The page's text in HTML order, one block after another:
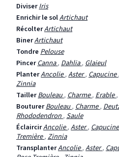
DiviserIris
Enrichir le solArtichaut
RécolterArtichaut
BinerArtichaut
Tondre Pelouse
PincerCanna, Dahlia, Glaieul
PlanterAncolie,Aster, Capucine,
Zinnia
TaillerBouleau, Charme, Erable,
BouturerBouleau, Charme,
Rhododendron, Saule
ÉclaircirAncolie,Aster, Capucine
Tremière,Zinnia
TransplanterAncolie,Aster,